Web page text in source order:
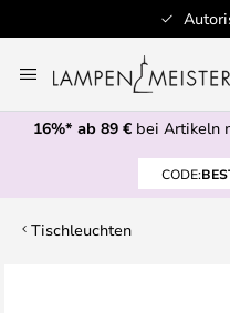
Inhalt
springen
16%* ab 89 € bei Artikeln
CODE:
Tischleuchten